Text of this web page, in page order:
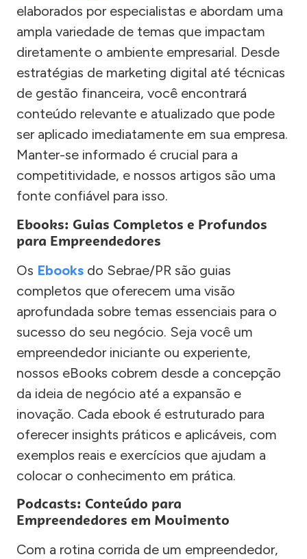
elaborados por especialistas e abordam uma
ampla variedade de temas que impactam
diretamente o ambiente empresarial. Desde
estratégias de marketing digital até técnicas
de gestão financeira, você encontrará
conteúdo relevante e atualizado que pode
ser aplicado imediatamente em sua empresa.
Manter-se informado é crucial para a
competitividade, e nossos artigos são uma
fonte confiável para isso.
Ebooks: Guias Completos e Profundos
para Empreendedores
Os Ebooks do Sebrae/PR são guias
completos que oferecem uma visão
aprofundada sobre temas essenciais para o
sucesso do seu negócio. Seja você um
empreendedor iniciante ou experiente,
nossos eBooks cobrem desde a concepção
da ideia de negócio até a expansão e
inovação. Cada ebook é estruturado para
oferecer insights práticos e aplicáveis, com
exemplos reais e exercícios que ajudam a
colocar o conhecimento em prática.
Podcasts: Conteúdo para
Empreendedores em Movimento
Com a rotina corrida de um empreendedor,